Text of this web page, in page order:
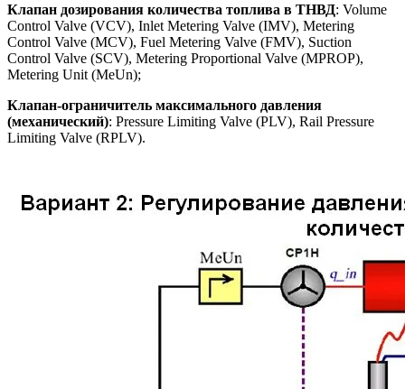
Клапан дозирования количества топлива в ТНВД: Volume
Control Valve (VCV), Inlet Metering Valve (IMV), Metering
Control Valve (MCV), Fuel Metering Valve (FMV), Suction
Control Valve (SCV), Metering Proportional Valve (MPROP),
Metering Unit (MeUn);
Клапан-ограничитель максимального давления
(механический): Pressure Limiting Valve (PLV), Rail Pressure
Limiting Valve (RPLV).